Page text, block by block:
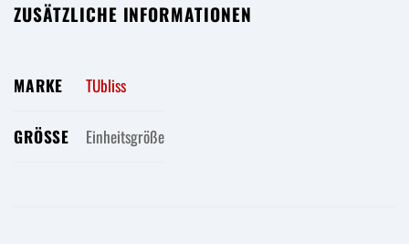
ZUSÄTZLICHE INFORMATIONEN
MARKE TUbliss
GRÖSSE Einheitsgröße